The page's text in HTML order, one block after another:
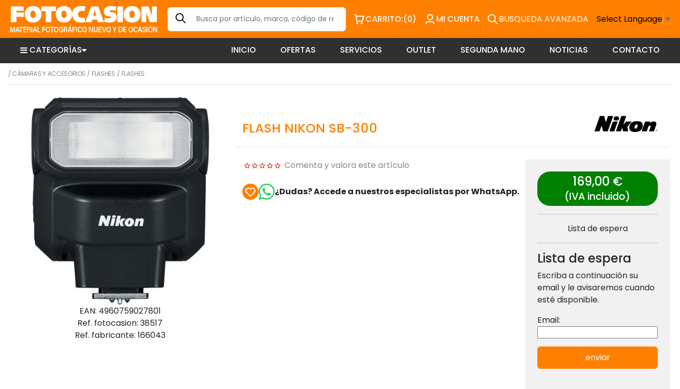
CARRITO:(0) MI CUENTA BUSQUEDA AVANZADA Select Language ▼
CATEGORÍAS INICIO OFERTAS SERVICIOS OUTLET SEGUNDA MANO NOTICIAS CONTACTO
/ CÁMARAS Y ACCESORIOS / FLASHES / FLASHES
EAN: 4960759027801
Ref. fotocasion: 38517
Ref. fabricante: 166043
FLASH NIKON SB-300
Comenta y valora este artículo
¿Dudas? Accede a nuestros especialistas por WhatsApp.
169,00 €
(IVA incluido)
Lista de espera
Lista de espera
Escriba a continuación su
email y le avisaremos cuando
esté disponible.
Email:
enviar